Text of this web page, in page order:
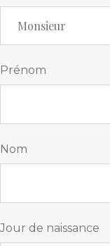
Prénom
Nom
Jour de naissance